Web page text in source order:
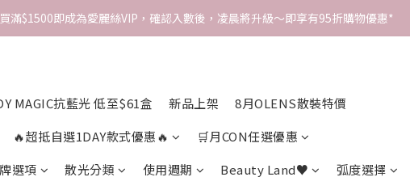
滿$1500即成為愛麗絲VIP，確認入數後，凌晨將升級～即享有95折購物優惠*
MAGIC抗藍光 低至$61盒 新品上架
8月OLENS散裝特價
🔥超抵自選1DAY款式優惠🔥
🛒月CON任選優惠
選項
散光分類 使用週期 Beauty Land♥
弧度選擇